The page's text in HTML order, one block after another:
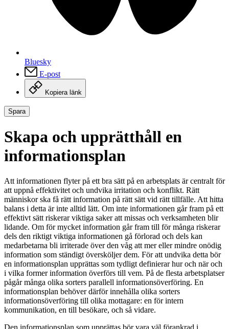
Bluesky
E-post
Kopiera länk
Spara
Skapa och upprätthåll en
informationsplan
Att informationen flyter på ett bra sätt på en arbetsplats är centralt för
att uppnå effektivitet och undvika irritation och konflikt. Rätt
människor ska få rätt information på rätt sätt vid rätt tillfälle. Att hitta
balans i detta är inte alltid lätt. Om inte informationen går fram på ett
effektivt sätt riskerar viktiga saker att missas och verksamheten blir
lidande. Om för mycket information går fram till för många riskerar
dels den riktigt viktiga informationen gå förlorad och dels kan
medarbetarna bli irriterade över den våg att mer eller mindre onödig
information som ständigt översköljer dem. För att undvika detta bör
en informationsplan upprättas som tydligt definierar hur och när och
i vilka former information överförs till vem. På de flesta arbetsplatser
pågår många olika sorters parallell informationsöverföring. En
informationsplan behöver därför innehålla olika sorters
informationsöverföring till olika mottagare: en för intern
kommunikation, en till besökare, och så vidare.
Den informationsplan som upprättas bör vara väl förankrad i